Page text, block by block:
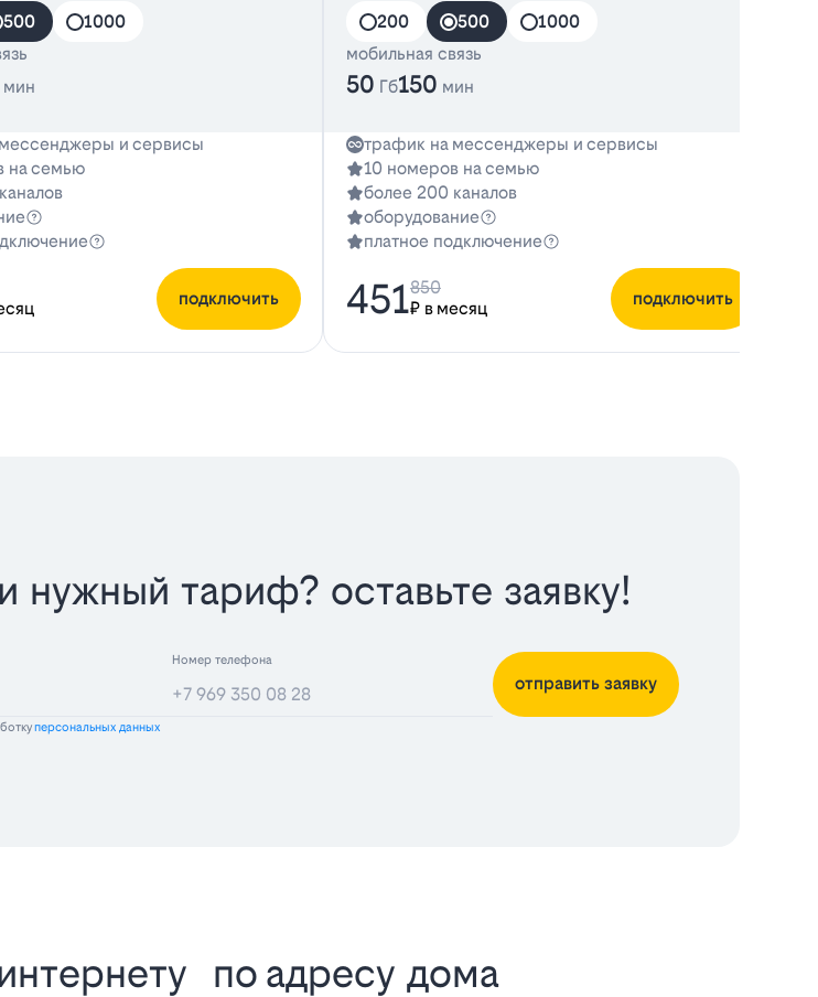
500
1000
мин
и сервисы
на семью
подключить
200
500
1000
мобильная связь
50 Гб150 мин
трафик на мессенджеры и сервисы
10 номеров на семью
более 200 каналов
оборудование
платное подключение
451₽ в месяц
850
подключить
нужный тариф? оставьте заявку!
Номер телефона
отправить заявку
персональных данных
по адресу дома